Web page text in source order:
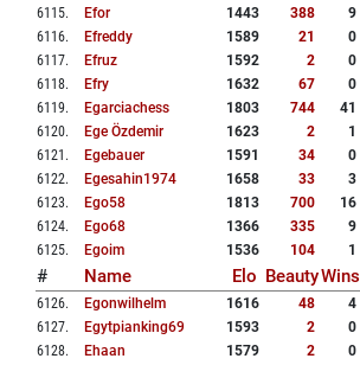
6115. Efor 1443 388
9
6116. Efreddy 1589 21
0
6117. Efruz 1592 2
0
6118. Efry 1632 67
0
6119. Egarciachess 1803 744
41
6120. Ege Özdemir 1623 2
1
6121 . Egebauer 1591 34
0
6122. Egesahin1974 1658 33
3
6123. Ego58 1813 700
16
6124. Ego68 1366 335
9
6125. Egoim 1536 104 1
# Name Elo BeautyWins
6126. Egonwilhelm 1616 48
4
6127. Egytpianking69 1593 2
0
6128. Ehaan 1579 2
0